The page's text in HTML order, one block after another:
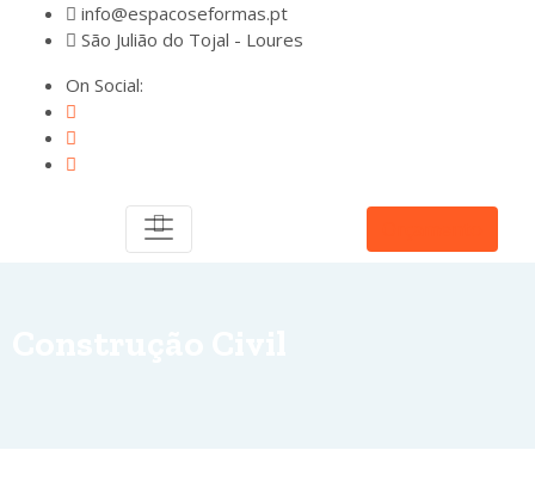
info@espacoseformas.pt
São Julião do Tojal - Loures
On Social: